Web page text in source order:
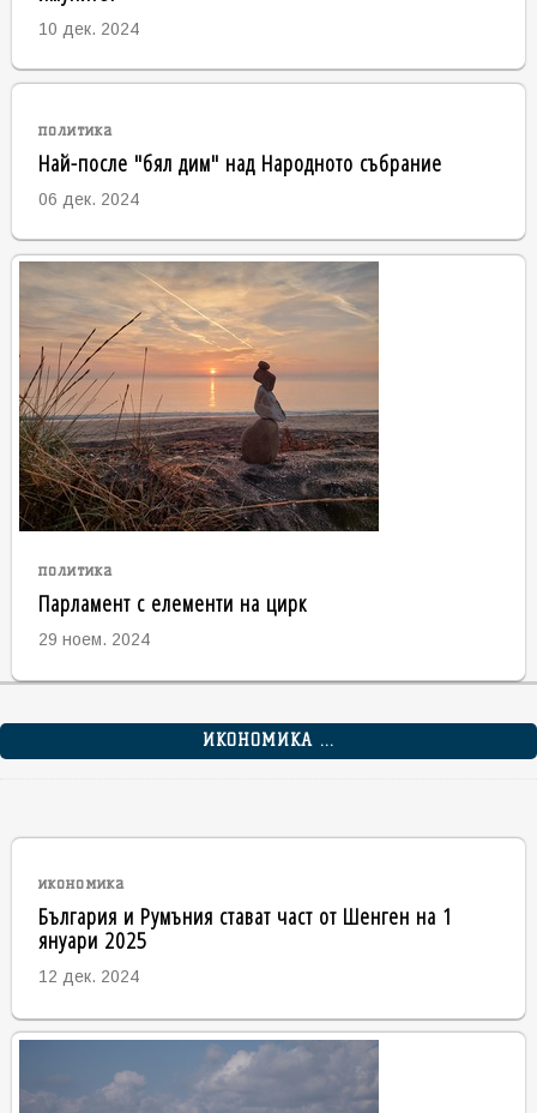
10 дек. 2024
политика
Най-после "бял дим" над Народното събрание
06 дек. 2024
политика
Парламент с елементи на цирк
29 ноем. 2024
ИКОНОМИКА ...
икономика
България и Румъния стават част от Шенген на 1
януари 2025
12 дек. 2024